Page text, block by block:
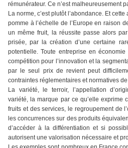
rémunérateur. Ce n’est malheureusement
La norme, c’est plutôt l’abondance. Et
pomme à l’échelle de l’Europe en raison
un même fruit, la réussite passe alors
prisée, par la création d’une certaine
potentielle. Toute entreprise en
compétition pour l’innovation et la
par le seul prix de revient peut
contraintes réglementaires et normatives
La variété, le terroir, l’appellation
variété, la marque par ce qu’elle exprime
fruits et des services, le regroupement de
les concurrences sur des produits
d’accéder à la différentiation et si
autorisent une valorisation nécessaire et